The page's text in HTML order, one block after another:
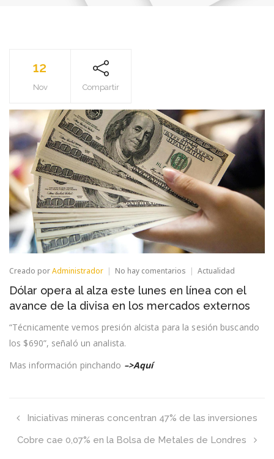
12
Nov Compartir
Creado porAdministrador No hay comentarios en
opera
al
alza
lunes
divisa
los
Actualidad
Dólar opera al alza este lunes en línea con el
avance de la divisa en los mercados externos
“Técnicamente vemos presión alcista para la sesión buscando
los $690”, señaló un analista.
Mas información pinchando –>Aquí
Iniciativas mineras concentran 47% de las inversiones
Cobre cae 0,07% en la Bolsa de Metales de Londres